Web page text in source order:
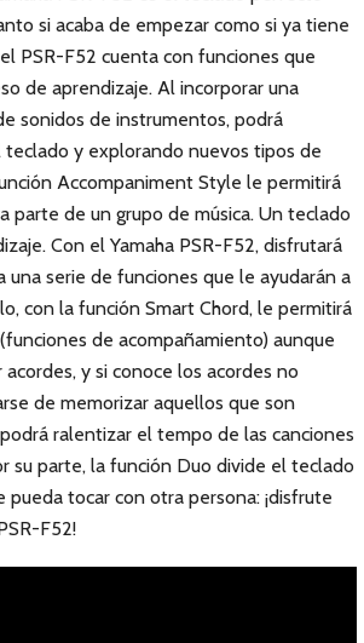
si acaba de empezar como si ya tiene
PSR-F52 cuenta con funciones que
de aprendizaje. Al incorporar una
sonidos de instrumentos, podrá
y explorando nuevos tipos de
Accompaniment Style le permitirá
parte de un grupo de música. Un teclado
Con el Yamaha PSR-F52, disfrutará
una serie de funciones que le ayudarán a
con la función Smart Chord, le permitirá
de acompañamiento) aunque
y si conoce los acordes no
de memorizar aquellos que son
ralentizar el tempo de las canciones
su parte, la función Duo divide el teclado
pueda tocar con otra persona: ¡disfrute
F52!